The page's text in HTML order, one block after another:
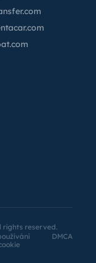
rights reserved.
DMCA